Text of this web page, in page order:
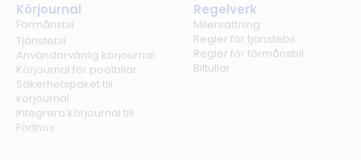
Körjournal
Förmånsbil
Tjänstebil
Användarvänlig körjournal
Körjournal för poolbilar
Säkerhetspaket till
körjournal
Integrera körjournal till
Fortnox
Regelverk
Milersättning
Regler för tjänstebil
Regler för förmånsbil
Biltullar